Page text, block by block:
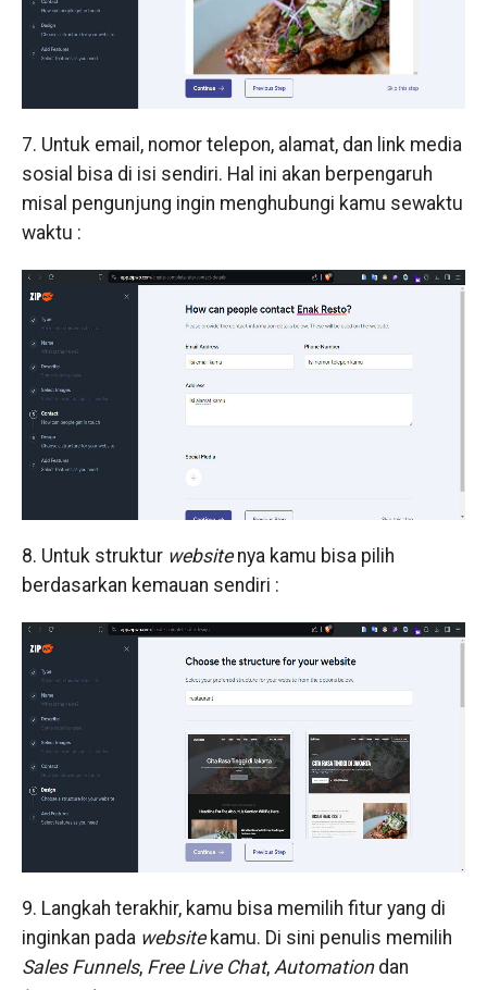
7. Untuk email, nomor telepon, alamat, dan link media
sosial bisa di isi sendiri. Hal ini akan berpengaruh
misal pengunjung ingin menghubungi kamu sewaktu
waktu :
8. Untuk struktur websitenya kamu bisa pilih
berdasarkan kemauan sendiri :
9. Langkah terakhir, kamu bisa memilih fitur yang di
inginkan pada websitekamu. Di sini penulis memilih
Sales Funnels, Free Live Chat, Automationdan